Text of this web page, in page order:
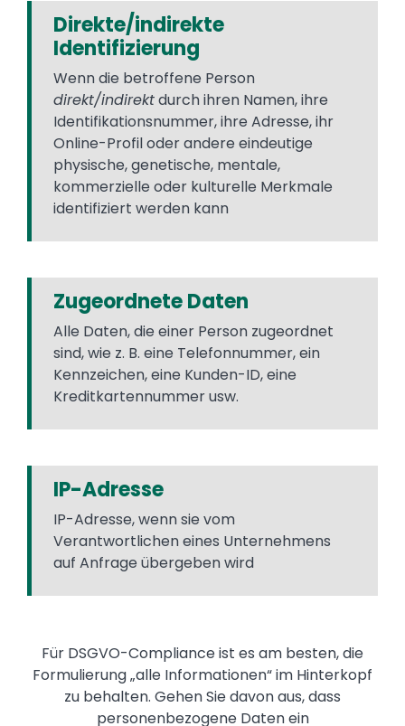
Direkte/indirekte
Identifizierung
Wenn die betroffene Person
direkt/indirektdurch ihren Namen, ihre
Identifikationsnummer, ihre Adresse, ihr
Online-Profil oder andere eindeutige
physische, genetische, mentale,
kommerzielle oder kulturelle Merkmale
identifiziert werden kann
Zugeordnete Daten
Alle Daten, die einer Person zugeordnet
sind, wie z. B. eine Telefonnummer, ein
Kennzeichen, eine Kunden-ID, eine
Kreditkartennummer usw.
IP-Adresse
IP-Adresse, wenn sie vom
Verantwortlichen eines Unternehmens
auf Anfrage übergeben wird
Für DSGVO-Compliance ist es am besten, die
Formulierung „alle Informationen“ im Hinterkopf
zu behalten. Gehen Sie davon aus, dass
personenbezogene Daten ein